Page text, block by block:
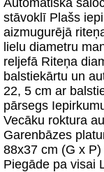
Automātiska
stāvoklī Plašs
aizmugurējā
lielu diametru
reljefā Riteņa
balstiekārtu un
22, 5 cm ar
pārsegs
Vecāku roktura
Garenbāzes
88x37 cm (G x
Piegāde pa visai